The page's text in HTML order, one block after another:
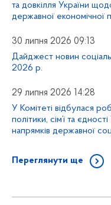
та довкілля України
державної економічної
30 липня 2026 09:13
Дайджест новин
2026 р.
29 липня 2026 14:28
У Комітеті відбулася
політики, сім’ї та
напрямків державної
Переглянути ще